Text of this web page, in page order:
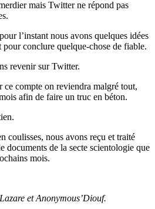
mais Twitter ne répond pas
l’instant nous avons quelques idées
pour conclure quelque-chose de fiable.
revenir sur Twitter.
ce compte on reviendra malgré tout,
afin de faire un truc en béton.
coulisses, nous avons reçu et traité
documents de la secte scientologie que
mois.
et Anonymous’Diouf.